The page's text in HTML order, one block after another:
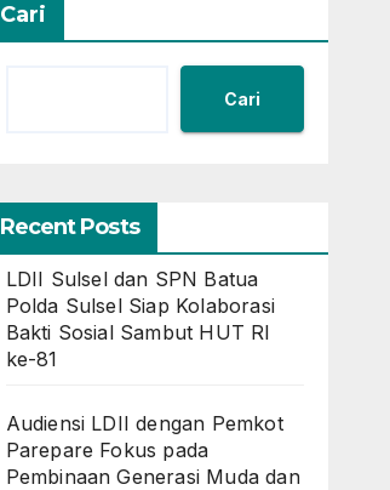
Cari
Cari
Recent Posts
LDII Sulsel dan SPN Batua
Polda Sulsel Siap Kolaborasi
Bakti Sosial Sambut HUT RI
ke-81
Audiensi LDII dengan Pemkot
Parepare Fokus pada
Pembinaan Generasi Muda dan